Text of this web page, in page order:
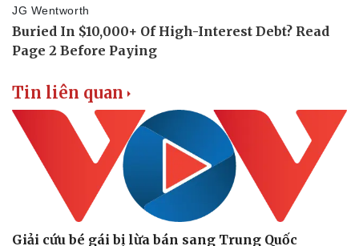
Tin liên quan
Giải cứu bé gái bị lừa bán sang Trung Quốc